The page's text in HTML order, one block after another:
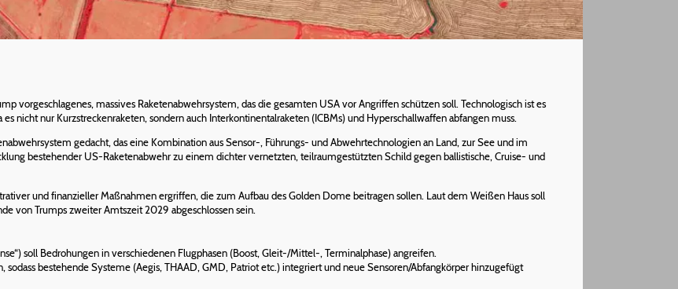
vorgeschlagenes, massives Raketenabwehrsystem, das die gesamten USA vor Angriffen schützen soll. Technologisch ist es
es nicht nur Kurzstreckenraketen, sondern auch Interkontinentalraketen (ICBMs) und Hyperschallwaffen abfangen muss.
gedacht, das eine Kombination aus Sensor-, Führungs- und Abwehrtechnologien an Land, zur See und im
bestehender US-Raketenabwehr zu einem dichter vernetzten, teilraumgestützten Schild gegen ballistische, Cruise- und
und finanzieller Maßnahmen ergriffen, die zum Aufbau des Golden Dome beitragen sollen. Laut dem Weißen Haus soll
von Trumps zweiter Amtszeit 2029 abgeschlossen sein.
soll Bedrohungen in verschiedenen Flugphasen (Boost, Gleit-/Mittel-, Terminalphase) angreifen.
bestehende Systeme (Aegis, THAAD, GMD, Patriot etc.) integriert und neue Sensoren/Abfangkörper hinzugefügt